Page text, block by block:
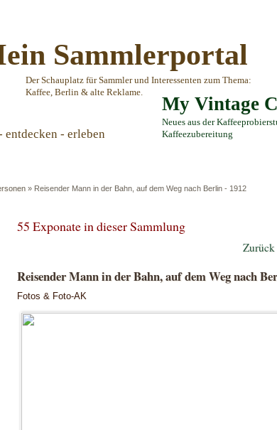
Sammlerportal
Der Schauplatz für Sammler und Interessenten zum Thema:
Kaffee, Berlin & alte Reklame.
My Vintage
Neues aus der
Kaffeezubereitung
entdecken - erleben
» Reisender Mann in der Bahn, auf dem Weg nach Berlin - 1912
55 Exponate in dieser Sammlung
Zurück
Reisender Mann in der Bahn, auf dem Weg nach
Fotos & Foto-AK